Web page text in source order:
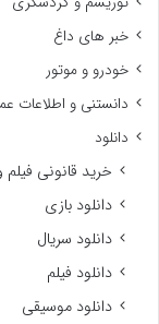
خبر های داغ
خودرو و موتور
دانستنی و اطلاعات
دانلود
خرید قانونی فیلم
دانلود بازی
دانلود سریال
دانلود فیلم
دانلود موسیقی